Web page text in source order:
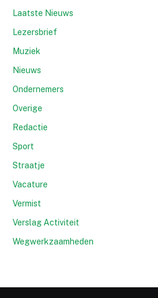
Laatste Nieuws
Lezersbrief
Muziek
Nieuws
Ondernemers
Overige
Redactie
Sport
Straatje
Vacature
Vermist
Verslag Activiteit
Wegwerkzaamheden